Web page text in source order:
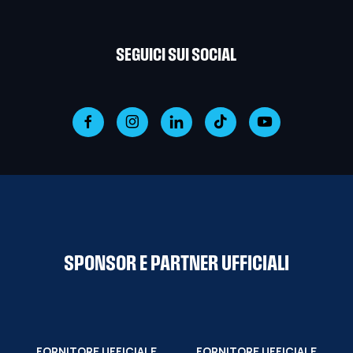
SEGUICI SUI SOCIAL
SPONSOR E PARTNER UFFICIALI